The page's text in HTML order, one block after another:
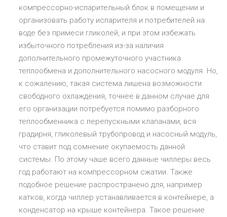
компрессорно-испарительный блок в помещении и
организовать работу испарителя и потребителей на
воде без примеси гликолей, и при этом избежать
избыточного потребления из-за наличия
дополнительного промежуточного участника
теплообмена и дополнительного насосного модуля. Но,
к сожалению, такая система лишена возможности
свободного охлаждения, точнее в данном случае для
его организации потребуется помимо разборного
теплообменника с перепускными клапанами, вся
градирня, гликолевый трубопровод и насосный модуль,
что ставит под сомнение окупаемость данной
системы. По этому чаше всего данные чиллеры весь
год работают на компрессорном сжатии. Также
подобное решение распространено для, например
катков, когда чиллер устанавливается в контейнере, а
конденсатор на крыше контейнера. Такое решение